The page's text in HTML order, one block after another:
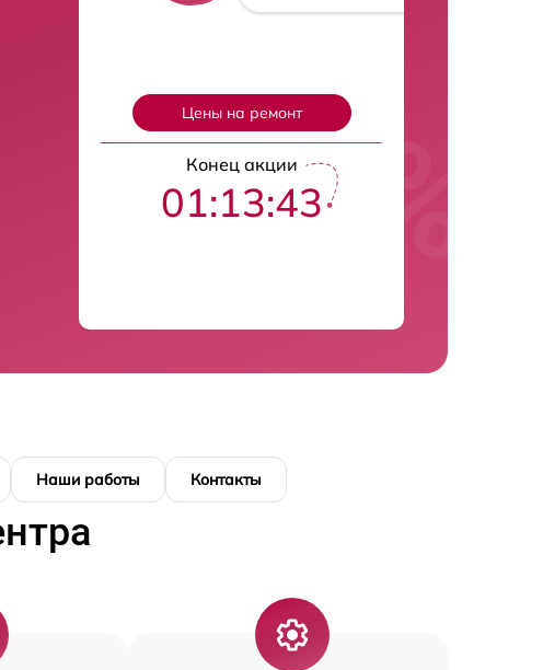
Цены на ремонт
Конец акции
01:13:42
Наши работы Контакты